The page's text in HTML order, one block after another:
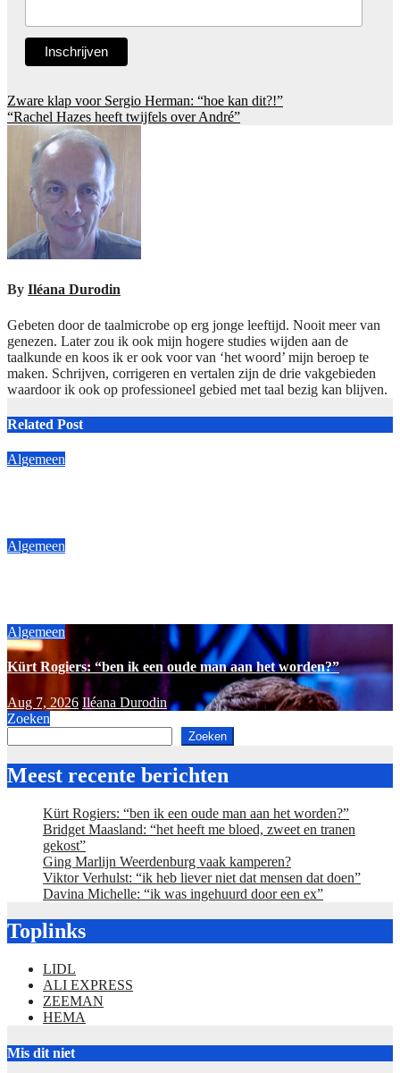
Post
navigation
Zware klap voor Sergio Herman: “hoe kan dit?!”
“Rachel Hazes heeft twijfels over André”
By Iléana Durodin
Gebeten door de taalmicrobe op erg jonge leeftijd. Nooit meer van
genezen. Later zou ik ook mijn hogere studies wijden aan de
taalkunde en koos ik er ook voor van ‘het woord’ mijn beroep te
maken. Schrijven, corrigeren en vertalen zijn de drie vakgebieden
waardoor ik ook op professioneel gebied met taal bezig kan blijven.
Related Post
Algemeen
Algemeen
Algemeen
Kürt Rogiers: “ben ik een oude man aan het worden?”
Aug 7, 2026 Iléana Durodin
Zoeken
Zoeken
Meest recente berichten
Kürt Rogiers: “ben ik een oude man aan het worden?”
Bridget Maasland: “het heeft me bloed, zweet en tranen
gekost”
Ging Marlijn Weerdenburg vaak kamperen?
Viktor Verhulst: “ik heb liever niet dat mensen dat doen”
Davina Michelle: “ik was ingehuurd door een ex”
Toplinks
LIDL
ALI EXPRESS
ZEEMAN
HEMA
Mis dit niet